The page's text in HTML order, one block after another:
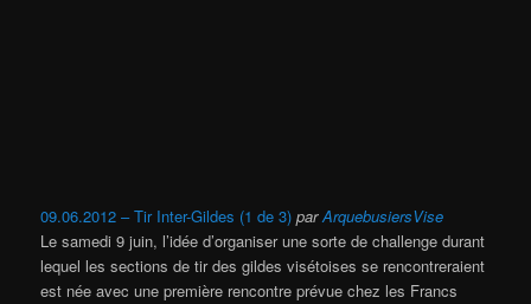
09.06.2012 – Tir Inter-Gildes (1 de 3) parArquebusiersVise
Le samedi 9 juin, l’idée d’organiser une sorte de challenge durant
lequel les sections de tir des gildes visétoises se rencontreraient
est née avec une première rencontre prévue chez les Francs